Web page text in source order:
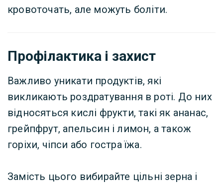
кровоточать, але можуть боліти.
Профілактика і захист
Важливо уникати продуктів, які
викликають роздратування в роті. До них
відносяться кислі фрукти, такі як ананас,
грейпфрут, апельсин і лимон, а також
горіхи, чіпси або гостра їжа.
Замість цього вибирайте цільні зерна і